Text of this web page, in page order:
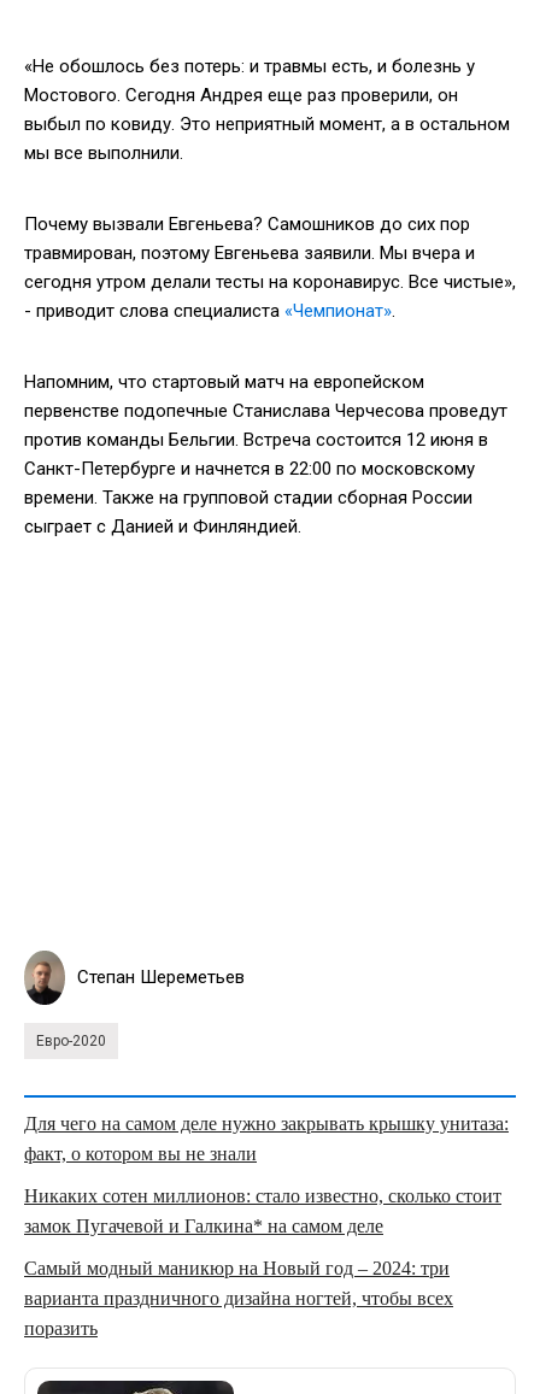
«Не обошлось без потерь: и травмы есть, и болезнь у
Мостового. Сегодня Андрея еще раз проверили, он
выбыл по ковиду. Это неприятный момент, а в остальном
мы все выполнили.
Почему вызвали Евгеньева? Самошников до сих пор
травмирован, поэтому Евгеньева заявили. Мы вчера и
сегодня утром делали тесты на коронавирус. Все чистые»,
- приводит слова специалиста «Чемпионат».
Напомним, что стартовый матч на европейском
первенстве подопечные Станислава Черчесова проведут
против команды Бельгии. Встреча состоится 12 июня в
Санкт-Петербурге и начнется в 22:00 по московскому
времени. Также на групповой стадии сборная России
сыграет с Данией и Финляндией.
Степан Шереметьев
Евро-2020
Для чего на самом деле нужно закрывать крышку унитаза:
факт, о котором вы не знали
Никаких сотен миллионов: стало известно, сколько стоит
замок Пугачевой и Галкина* на самом деле
Самый модный маникюр на Новый год – 2024: три
варианта праздничного дизайна ногтей, чтобы всех
поразить